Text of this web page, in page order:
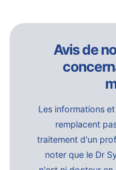
Avis de
Les informations
remplacent
traitement d'un
noter que le Dr